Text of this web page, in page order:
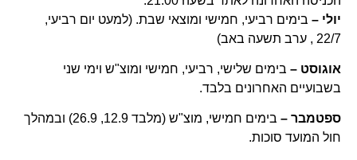
יולי –בימים רביעי, חמישי ומוצאי שבת. (למעט יום רביעי,
22/7 , ערב תשעה באב)
אוגוסט –בימים שלישי, רביעי, חמישי ומוצ"ש וימי שני
בשבועיים האחרונים בלבד.
ספטמבר –
בימים חמישי, מוצ"ש (מלבד 12.9, 26.9) ובמהלך
חול המועד סוכות.